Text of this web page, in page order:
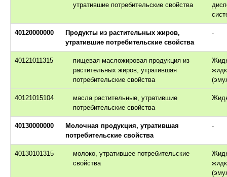
утратившие потребительские свойства
40120000000
Продукты из растительных жиров,
утратившие потребительские свойства
-
40121011315
пищевая масложировая продукция из
растительных жиров, утратившая
потребительские свойства
40121015104
масла растительные, утратившие
потребительские свойства
40130000000
Молочная продукция, утратившая
потребительские свойства
-
40130101315
молоко, утратившее потребительские
свойства